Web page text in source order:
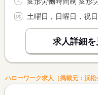
土曜日，日曜日，祝
求人詳細を
ハローワーク求人（掲載元：浜松